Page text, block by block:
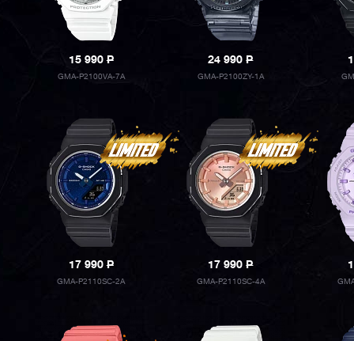
15 990P
GMA-P2100VA-7A
24 990P
GMA-P2100ZY-1A
17 990P
GMA-P2110SC-2A
17 990P
GMA-P2110SC-4A